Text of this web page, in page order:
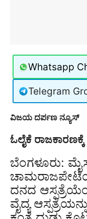
Whatsapp
Telegram
ವಿಜಯ ದರ್ಪಣ ನ್ಯೂಸ್
ಓಲೈಕೆ
ಬೆಂಗಳೂರು:
ದನದ
ವೈದ್ಯ